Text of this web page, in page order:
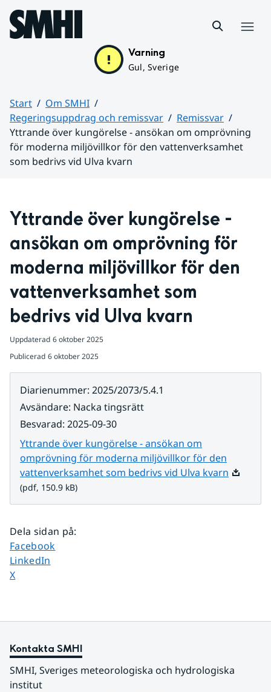
Hoppa till sidans innehåll
Varning
Gul, Sverige
Start
Om SMHI
Regeringsuppdrag och remissvar
Remissvar
Yttrande över kungörelse - ansökan om omprövning
för moderna miljövillkor för den vattenverksamhet
som bedrivs vid Ulva kvarn
Yttrande över kungörelse -
ansökan om omprövning för
moderna miljövillkor för den
vattenverksamhet som
bedrivs vid Ulva kvarn
Uppdaterad 6 oktober 2025
Publicerad 6 oktober 2025
Diarienummer: 2025/2073/5.4.1
Avsändare: Nacka tingsrätt
Besvarad: 2025-09-30
Yttrande över kungörelse - ansökan om
omprövning för moderna miljövillkor för den
vattenverksamhet som bedrivs vid Ulva kvarn Pdf,
(pdf, 150.9 kB)
Dela sidan på:
Dela sidan på
Facebook
Dela sidan på
LinkedIn
Dela sidan på
X
Kontakta SMHI
SMHI, Sveriges meteorologiska och hydrologiska
institut